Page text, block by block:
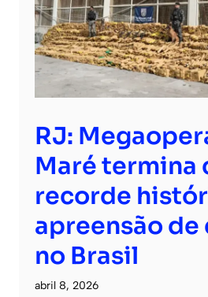
RJ:
Maré termina
recorde
apreensão de
no Brasil
abril 8, 2026